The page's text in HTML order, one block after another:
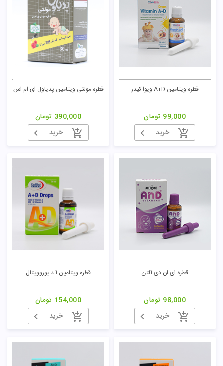
قطره ویتامین A+D ویوا کیدز
99,000 تومان
خرید
قطره مولتی ویتامین پدیاول ای ام اس
390,000 تومان
خرید
قطره ای ان دی آلتن
98,000 تومان
خرید
قطره ویتامین آ د یوروویتال
154,000 تومان
خرید